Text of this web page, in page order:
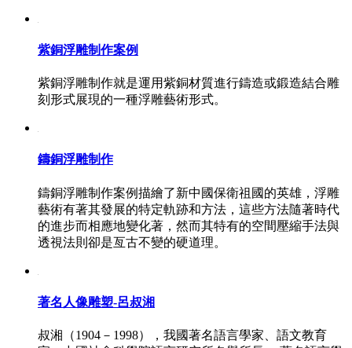
紫銅浮雕制作案例
紫銅浮雕制作就是運用紫銅材質進行鑄造或鍛造結合雕
刻形式展現的一種浮雕藝術形式。
鑄銅浮雕制作
鑄銅浮雕制作案例描繪了新中國保衛祖國的英雄，浮雕
藝術有著其發展的特定軌跡和方法，這些方法隨著時代
的進步而相應地變化著，然而其特有的空間壓縮手法與
透視法則卻是亙古不變的硬道理。
著名人像雕塑-呂叔湘
叔湘（1904－1998），我國著名語言學家、語文教育